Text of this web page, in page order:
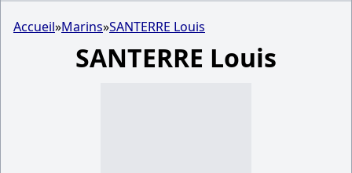
Accueil»Marins»SANTERRE Louis
SANTERRE Louis